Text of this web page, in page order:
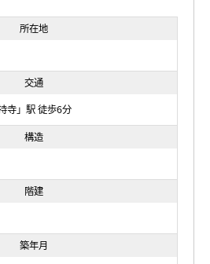
所在地
交通
寺」駅 徒歩6分
構造
階建
築年月